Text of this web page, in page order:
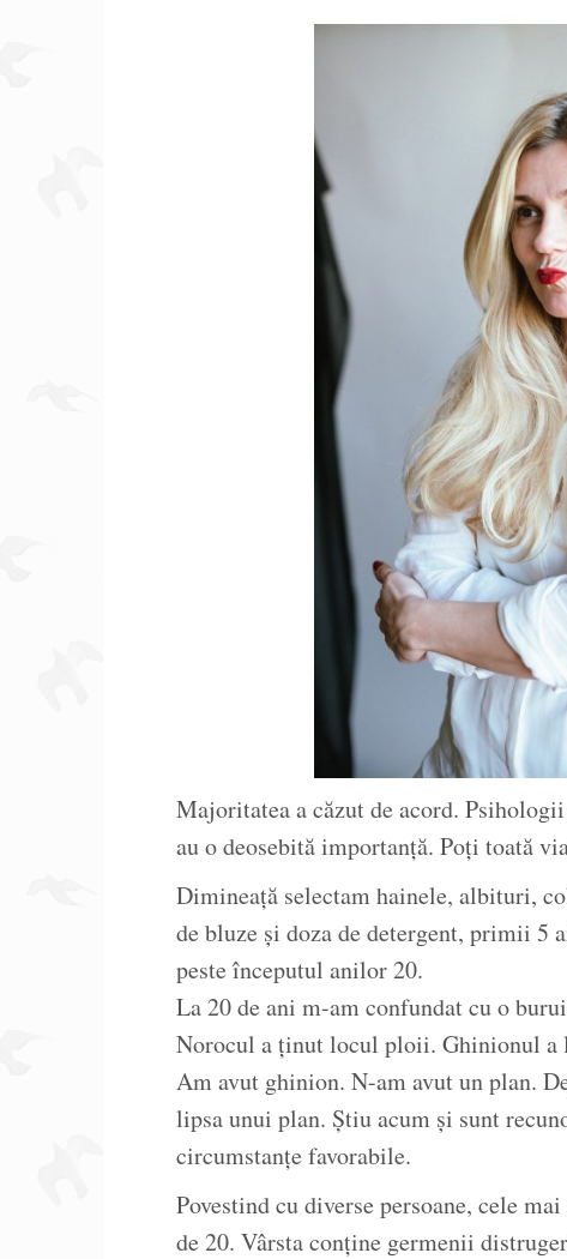
Majoritatea a căzut de acord.
au o deosebită importanță. Poți toată
Dimineață selectam hainele, albituri,
de bluze și doza de detergent, primii
peste începutul anilor 20.
La 20 de ani m-am confundat cu o
Norocul a ținut locul ploii. Ghinionul
Am avut ghinion. N-am avut un plan.
lipsa unui plan. Știu acum și sunt
circumstanțe favorabile.
Povestind cu diverse persoane, cele
de 20. Vârsta conține germenii